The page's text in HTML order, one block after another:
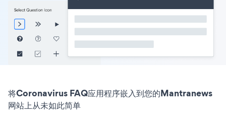
将Coronavirus FAQ应用程序嵌入到您的Mantranews
网站上从未如此简单